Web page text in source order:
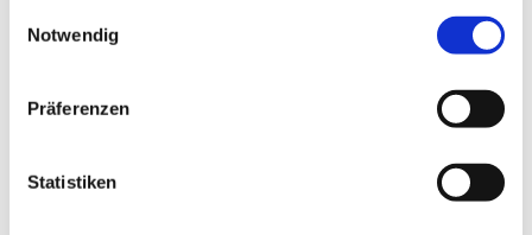
Notwendig
Präferenzen
Statistiken
Containment(1)
Dehnen(7)
Detox(5)